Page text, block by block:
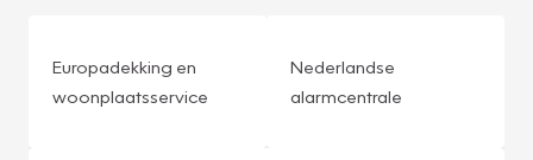
Europadekking en
woonplaatsservice
Nederlandse
alarmcentrale